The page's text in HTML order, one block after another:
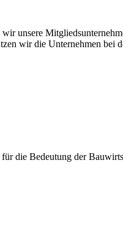
unsere
wir die Unternehmen bei
die Bedeutung der